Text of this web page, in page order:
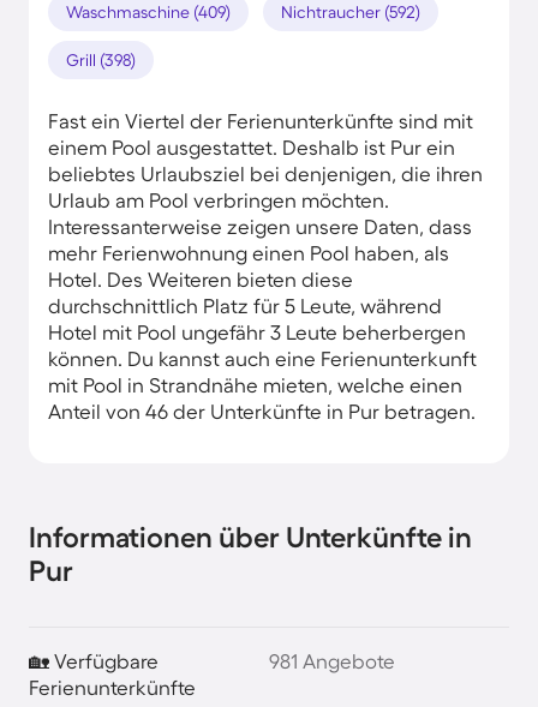
Waschmaschine (409) Nichtraucher (592)
Grill (398)
Fast ein Viertel der Ferienunterkünfte sind mit
einem Pool ausgestattet. Deshalb ist Pur ein
beliebtes Urlaubsziel bei denjenigen, die ihren
Urlaub am Pool verbringen möchten.
Interessanterweise zeigen unsere Daten, dass
mehr Ferienwohnung einen Pool haben, als
Hotel. Des Weiteren bieten diese
durchschnittlich Platz für 5 Leute, während
Hotel mit Pool ungefähr 3 Leute beherbergen
können. Du kannst auch eine Ferienunterkunft
mit Pool in Strandnähe mieten, welche einen
Anteil von 46 der Unterkünfte in Pur betragen.
Informationen über Unterkünfte in
Pur
🏡 Verfügbare
Ferienunterkünfte
981 Angebote